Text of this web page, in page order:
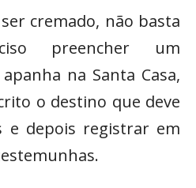
cremado, não basta
preencher um
na Santa Casa,
o destino que deve
e depois registrar em